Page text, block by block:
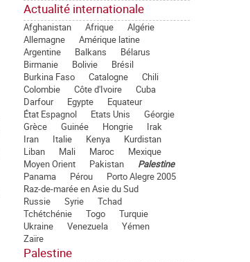
Actualité internationale
Afghanistan Afrique
Algérie
Allemagne
Amérique latine
Argentine
Balkans
Bélarus
Birmanie
Bolivie
Brésil
Burkina Faso
Catalogne
Chili
Colombie
Côte d'Ivoire
Cuba
Darfour
Egypte
Equateur
État Espagnol
Etats Unis
Géorgie
Grèce
Guinée Hongrie
Irak
Iran
Italie Kenya
Kurdistan
Liban
Mali Maroc
Mexique
Moyen Orient
Pakistan
Palestine
Panama
Pérou
Porto Alegre 2005
Raz-de-marée en Asie du Sud
Russie
Syrie
Tchad
Tchétchénie
Togo
Turquie
Ukraine
Venezuela
Yémen
Zaïre
Palestine